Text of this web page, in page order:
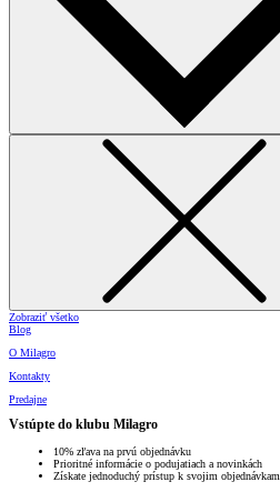
Zobraziť všetko
Blog
O Milagro
Kontakty
Predajne
Vstúpte do klubu Milagro
10% zľava na prvú objednávku
Prioritné informácie o podujatiach a novinkách
Získate jednoduchý prístup k svojim objednávkam